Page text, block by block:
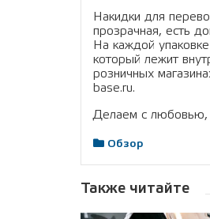
Накидки для
прозрачная, есть
На каждой
который лежит
розничных
base.ru.
Делаем с любовью,
Обзор
Также читайте